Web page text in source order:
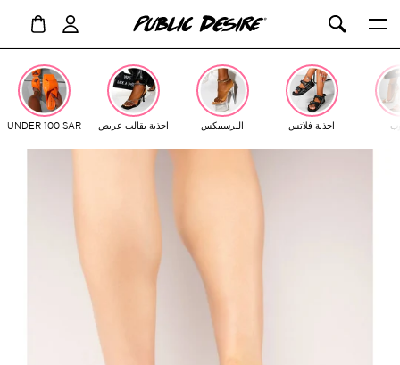
احذية فلاتس البرسبيكس احذية بقالب عريض UNDER 100 SAR